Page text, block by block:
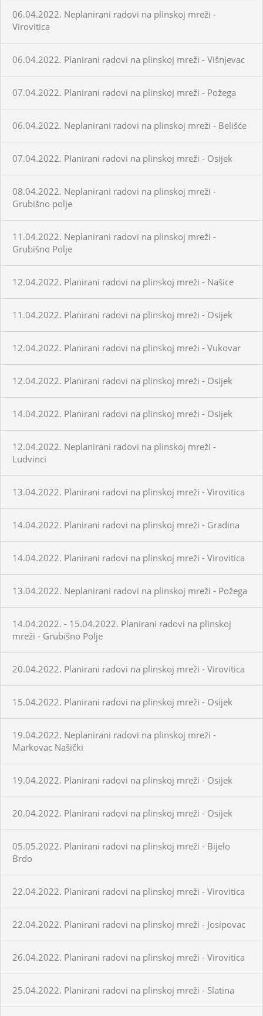
06.04.2022. Neplanirani radovi na plinskoj mreži -
Virovitica
06.04.2022. Planirani radovi na plinskoj mreži - Višnjevac
07.04.2022. Planirani radovi na plinskoj mreži - Požega
06.04.2022. Neplanirani radovi na plinskoj mreži - Belišće
07.04.2022. Planirani radovi na plinskoj mreži - Osijek
08.04.2022. Neplanirani radovi na plinskoj mreži -
Grubišno polje
11.04.2022. Neplanirani radovi na plinskoj mreži -
Grubišno Polje
12.04.2022. Planirani radovi na plinskoj mreži - Našice
11.04.2022. Planirani radovi na plinskoj mreži - Osijek
12.04.2022. Planirani radovi na plinskoj mreži - Vukovar
12.04.2022. Planirani radovi na plinskoj mreži - Osijek
14.04.2022. Planirani radovi na plinskoj mreži - Osijek
12.04.2022. Neplanirani radovi na plinskoj mreži -
Ludvinci
13.04.2022. Planirani radovi na plinskoj mreži - Virovitica
14.04.2022. Planirani radovi na plinskoj mreži - Gradina
14.04.2022. Planirani radovi na plinskoj mreži - Virovitica
13.04.2022. Neplanirani radovi na plinskoj mreži - Požega
14.04.2022. - 15.04.2022. Planirani radovi na plinskoj
mreži - Grubišno Polje
20.04.2022. Planirani radovi na plinskoj mreži - Virovitica
15.04.2022. Planirani radovi na plinskoj mreži - Osijek
19.04.2022. Neplanirani radovi na plinskoj mreži -
Markovac Našički
19.04.2022. Planirani radovi na plinskoj mreži - Osijek
20.04.2022. Planirani radovi na plinskoj mreži - Osijek
05.05.2022. Planirani radovi na plinskoj mreži - Bijelo
Brdo
22.04.2022. Planirani radovi na plinskoj mreži - Virovitica
22.04.2022. Planirani radovi na plinskoj mreži - Josipovac
26.04.2022. Planirani radovi na plinskoj mreži - Virovitica
25.04.2022. Planirani radovi na plinskoj mreži - Slatina